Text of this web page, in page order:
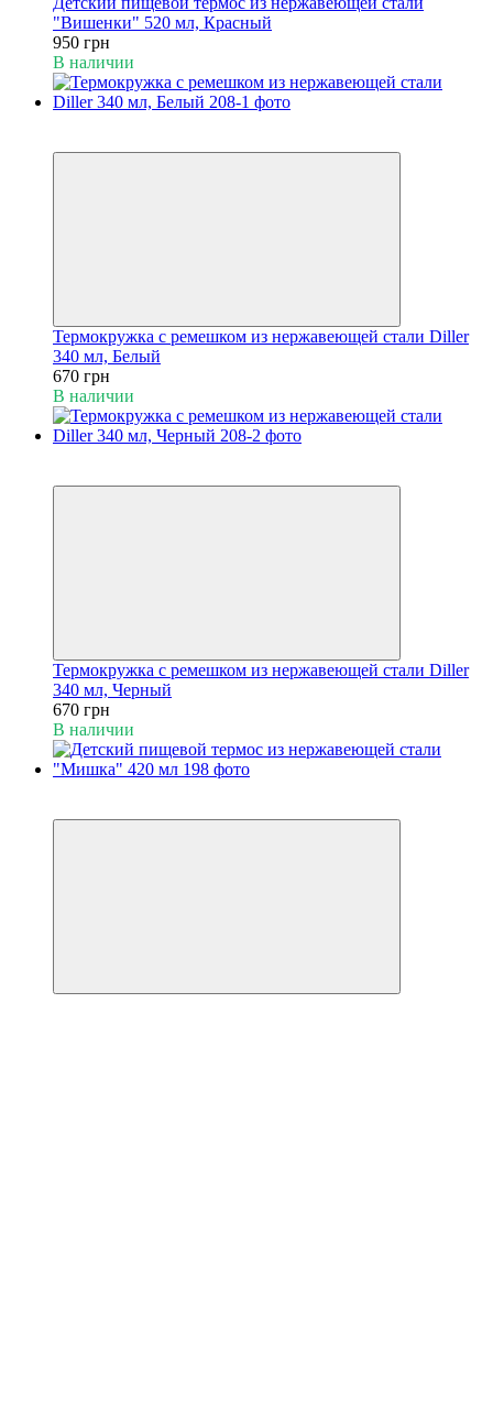
"Вишенки" 520 мл, Красный
950 грн
В наличии
Термокружка с ремешком из нержавеющей стали Diller
340 мл, Белый
670 грн
В наличии
Термокружка с ремешком из нержавеющей стали Diller
340 мл, Черный
670 грн
В наличии